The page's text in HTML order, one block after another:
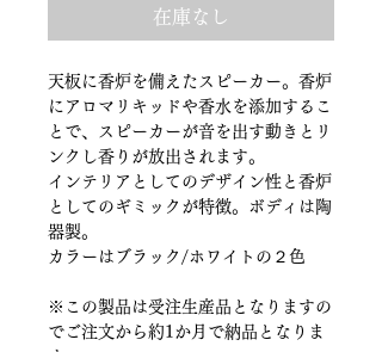
在庫なし
天板に香炉を備えたスピーカー。香炉
にアロマリキッドや香水を添加するこ
とで、スピーカーが音を出す動きとリ
ンクし香りが放出されます。
インテリアとしてのデザイン性と香炉
としてのギミックが特徴。ボディは陶
器製。
カラーはブラック/ホワイトの２色
※この製品は受注生産品となりますの
でご注文から約1か月で納品となりま